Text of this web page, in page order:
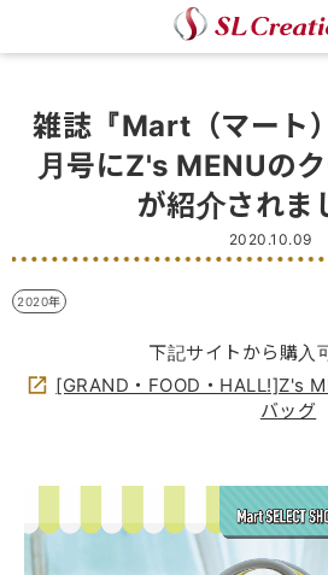
雑誌『Mart（マート
月号にZ's MENUの
が紹介されま
2020.10.09
2020年
下記サイトから購入
[GRAND・FOOD・HALL!]Z's
バッグ